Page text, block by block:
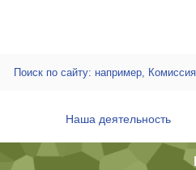
Наша деятельность